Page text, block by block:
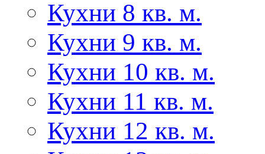
Кухни 8 кв. м.
Кухни 9 кв. м.
Кухни 10 кв. м.
Кухни 11 кв. м.
Кухни 12 кв. м.